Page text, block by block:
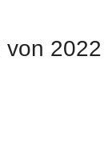
von 2022